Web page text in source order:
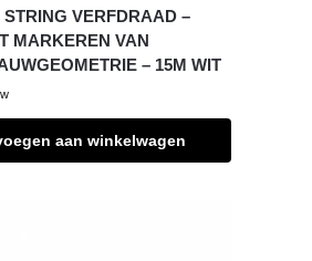
VERFDRAAD –
MARKEREN VAN
– 15M WIT
aan winkelwagen